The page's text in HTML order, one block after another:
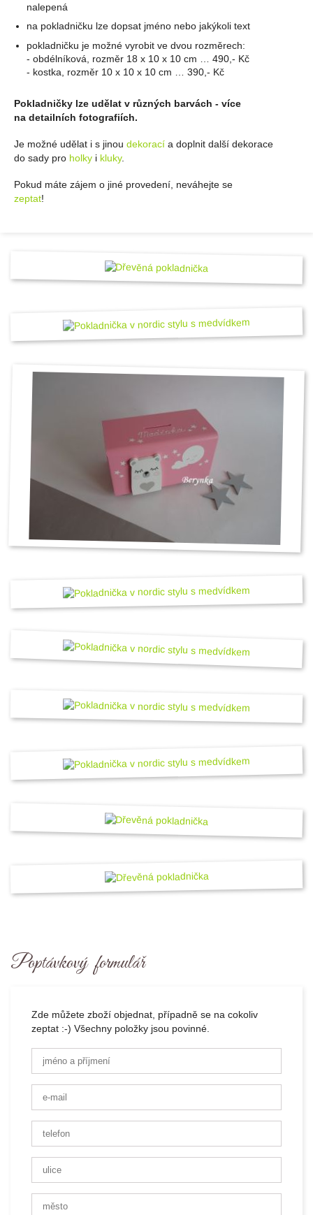
nalepená
na pokladničku lze dopsat jméno nebo jakýkoli text
pokladničku je možné vyrobit ve dvou rozměrech:
- obdélníková, rozměr 18 x 10 x 10 cm … 490,- Kč
- kostka, rozměr 10 x 10 x 10 cm … 390,- Kč
Pokladničky lze udělat v různých barvách - více
na detailních fotografiích.
Je možné udělat i s jinou dekorací a doplnit další dekorace
do sady pro holky i kluky.
Pokud máte zájem o jiné provedení, neváhejte se
zeptat!
Poptávkový formulář
Zde můžete zboží objednat, případně se na cokoliv
zeptat :-) Všechny položky jsou povinné.